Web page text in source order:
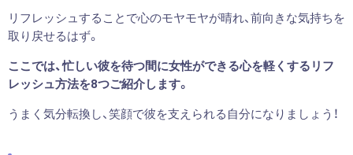
リフレッシュすることで心のモヤモヤが晴れ、前向きな気持ちを
取り戻せるはず。
ここでは、忙しい彼を待つ間に女性ができる心を軽くするリフ
レッシュ方法を8つご紹介します。
うまく気分転換し、笑顔で彼を支えられる自分になりましょう！